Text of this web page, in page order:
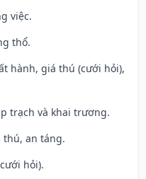
việc.
thổ.
hành, giá thú (cưới hỏi),
trạch và khai trương.
thú, an táng.
hỏi).